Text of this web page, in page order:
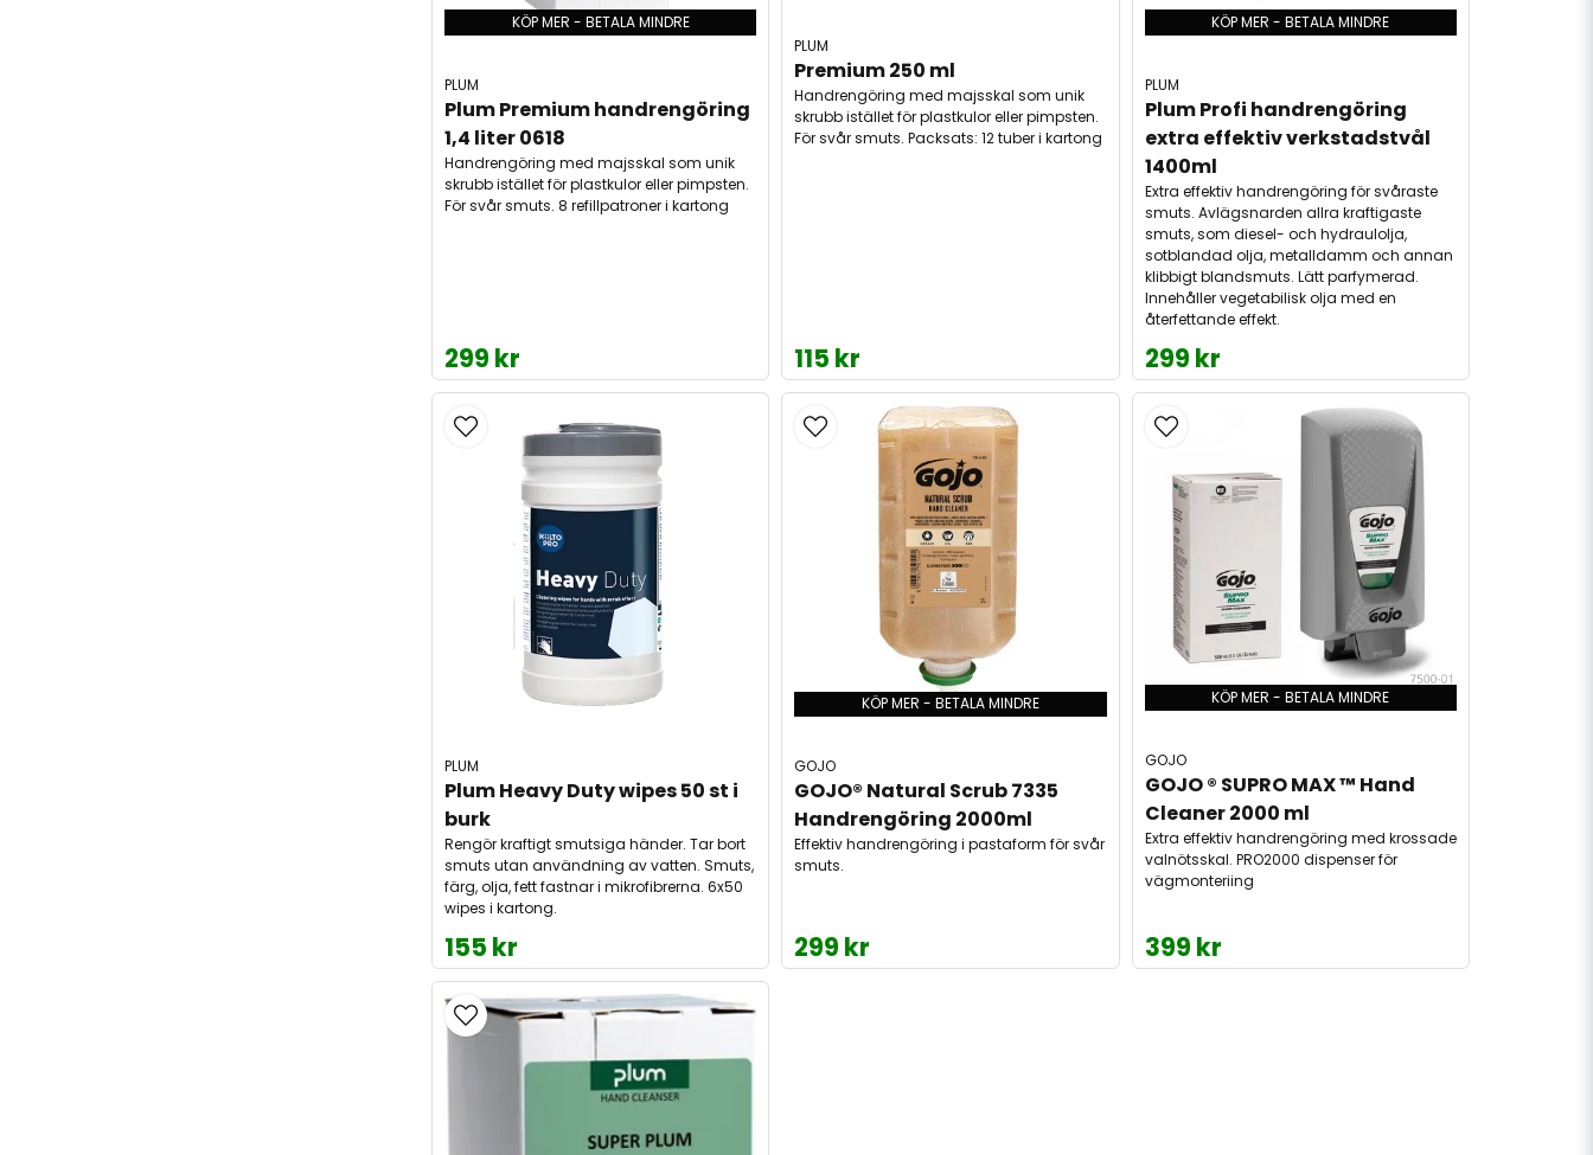
KÖP MER - BETALA MINDRE
PLUM
Plum Premium handrengöring
1,4 liter 0618
Handrengöring med majsskal som unik
skrubb istället för plastkulor eller pimpsten.
För svår smuts. 8 refillpatroner i kartong
299 kr
PLUM
Premium 250 ml
Handrengöring med majsskal som unik
skrubb istället för plastkulor eller pimpsten.
För svår smuts. Packsats: 12 tuber i kartong
115 kr
KÖP MER - BETALA MINDRE
PLUM
Plum Profi handrengöring
extra effektiv verkstadstvål
1400ml
Extra effektiv handrengöring för svåraste
smuts. Avlägsnarden allra kraftigaste
smuts, som diesel- och hydraulolja,
sotblandad olja, metalldamm och annan
klibbigt blandsmuts. Lätt parfymerad.
Innehåller vegetabilisk olja med en
återfettande effekt.
299 kr
PLUM
Plum Heavy Duty wipes 50 st i
burk
Rengör kraftigt smutsiga händer. Tar bort
smuts utan användning av vatten. Smuts,
färg, olja, fett fastnar i mikrofibrerna. 6x50
wipes i kartong.
155 kr
KÖP MER - BETALA MINDRE
GOJO
GOJO® Natural Scrub 7335
Handrengöring 2000ml
Effektiv handrengöring i pastaform för svår
smuts.
299 kr
KÖP MER - BETALA MINDRE
GOJO
GOJO ® SUPRO MAX ™ Hand
Cleaner 2000 ml
Extra effektiv handrengöring med krossade
valnötsskal. PRO2000 dispenser för
vägmonteriing
399 kr